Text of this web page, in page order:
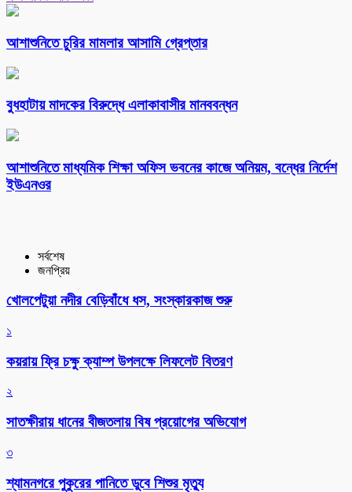
আশাশুনিতে চুরির মামলার আসামি গ্রেপ্তার
বুধহাটায় মাদকের বিরুদ্ধে এলাকাবাসীর মানববন্ধন
আশাশুনিতে মাধ্যমিক শিক্ষা অফিস ভবনের কাজে অনিয়ম, বন্ধের নির্দেশ
ইউএনওর
সর্বশেষ
জনপ্রিয়
খোলপেটুয়া নদীর বেড়িবাঁধে ধস, সংস্কারকাজ শুরু
১
কয়রায় ফ্রি চক্ষু ক্যাম্প উপলক্ষে লিফলেট বিতরণ
২
সাতক্ষীরায় ধানের বীজতলায় বিষ প্রয়োগের অভিযোগ
৩
শ্যামনগরে পুকুরের পানিতে ডুবে শিশুর মৃত্যু